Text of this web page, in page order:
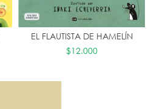
EL FLAUTISTA DE HAMELÍN
$12.000